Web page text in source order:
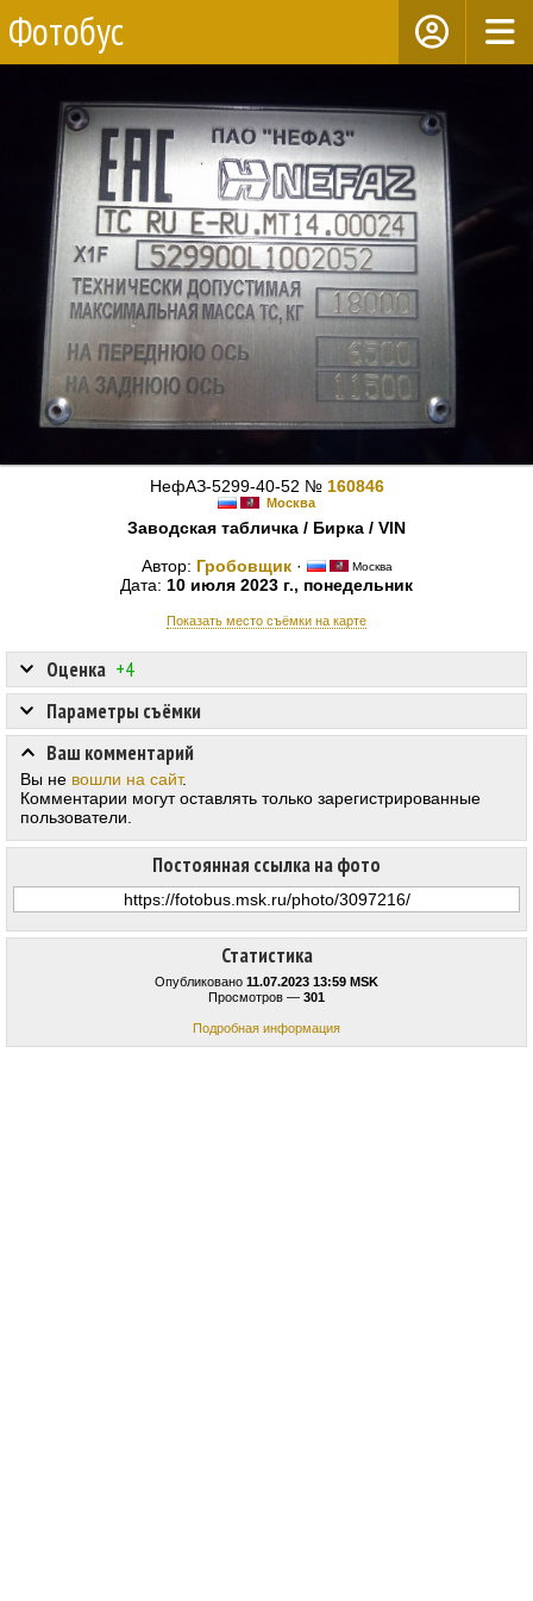
Фотобус
НефАЗ-5299-40-52 № 160846
Москва
Заводская табличка / Бирка / VIN
Автор: Гробовщик· Москва
Дата: 10 июля 2023 г., понедельник
Показать место съёмки на карте
Статистика
Опубликовано 11.07.2023 13:59 MSK
Просмотров — 301
Подробная информация
Оценка +4
Постоянная ссылка на фото
Параметры съёмки
Ваш комментарий
Вы не вошли на сайт.
Комментарии могут оставлять только зарегистрированные
пользователи.